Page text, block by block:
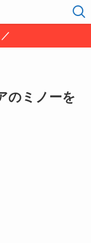
のミノーを